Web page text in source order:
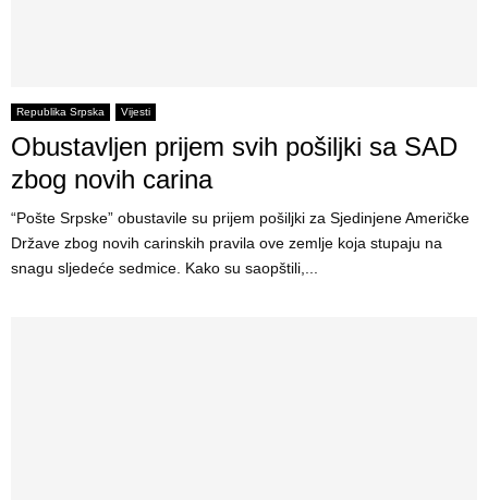
Republika Srpska Vijesti
Obustavljen prijem svih pošiljki sa SAD
zbog novih carina
“Pošte Srpske” obustavile su prijem pošiljki za Sjedinjene Američke
Države zbog novih carinskih pravila ove zemlje koja stupaju na
snagu sljedeće sedmice. Kako su saopštili,...